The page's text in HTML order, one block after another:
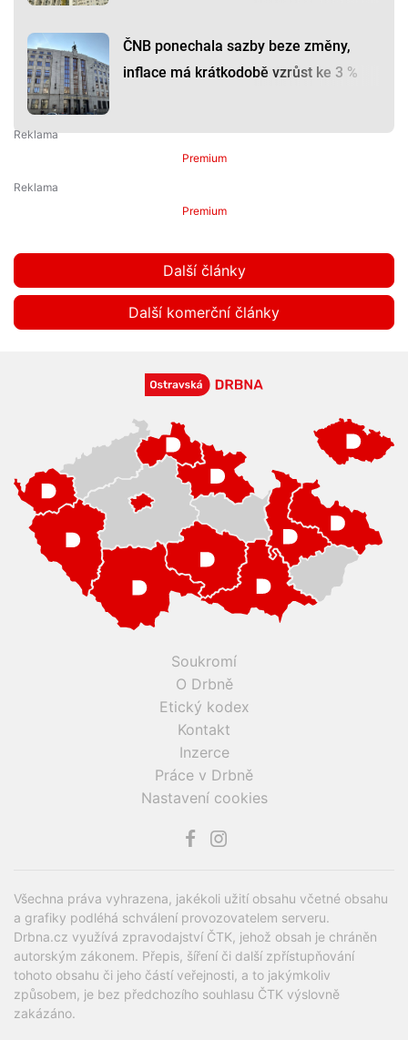
ČNB ponechala sazby beze změny,
inflace má krátkodobě vzrůst ke 3 %
Premium
Premium
Další články
Další komerční články
Soukromí
O Drbně
Etický kodex
Kontakt
Inzerce
Práce v Drbně
Nastavení cookies
Všechna práva vyhrazena, jakékoli užití obsahu včetné obsahu
a grafiky podléhá schválení provozovatelem serveru.
Drbna.cz využívá zpravodajství ČTK, jehož obsah je chráněn
autorským zákonem. Přepis, šíření či další zpřístupňování
tohoto obsahu či jeho částí veřejnosti, a to jakýmkoliv
způsobem, je bez předchozího souhlasu ČTK výslovně
zakázáno.